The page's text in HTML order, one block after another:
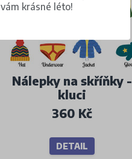
Nálepky na skříňky -
kluci
360 Kč
DETAIL
krásné léto!